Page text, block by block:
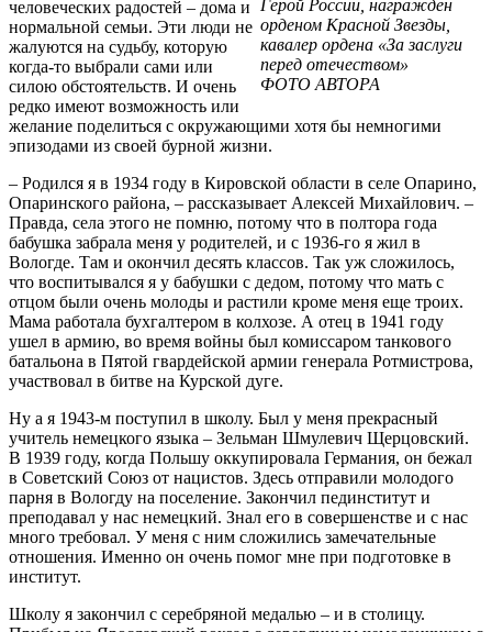
Герой России, награжден
орденом Красной Звезды,
кавалер ордена «За заслуги
перед отечеством»
ФОТО АВТОРА
человеческих радостей – дома и
нормальной семьи. Эти люди не
жалуются на судьбу, которую
когда-то выбрали сами или
силою обстоятельств. И очень
редко имеют возможность или
желание поделиться с окружающими хотя бы немногими
эпизодами из своей бурной жизни.
– Родился я в 1934 году в Кировской области в селе Опарино,
Опаринского района, – рассказывает Алексей Михайлович. –
Правда, села этого не помню, потому что в полтора года
бабушка забрала меня у родителей, и с 1936-го я жил в
Вологде. Там и окончил десять классов. Так уж сложилось,
что воспитывался я у бабушки с дедом, потому что мать с
отцом были очень молоды и растили кроме меня еще троих.
Мама работала бухгалтером в колхозе. А отец в 1941 году
ушел в армию, во время войны был комиссаром танкового
батальона в Пятой гвардейской армии генерала Ротмистрова,
участвовал в битве на Курской дуге.
Ну а я 1943-м поступил в школу. Был у меня прекрасный
учитель немецкого языка – Зельман Шмулевич Щерцовский.
В 1939 году, когда Польшу оккупировала Германия, он бежал
в Советский Союз от нацистов. Здесь отправили молодого
парня в Вологду на поселение. Закончил пединститут и
преподавал у нас немецкий. Знал его в совершенстве и с нас
много требовал. У меня с ним сложились замечательные
отношения. Именно он очень помог мне при подготовке в
институт.
Школу я закончил с серебряной медалью – и в столицу.